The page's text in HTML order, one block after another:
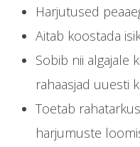
Harjutused
Aitab koostada
Sobib nii algajale
rahaasjad uuesti
Toetab
harjumuste